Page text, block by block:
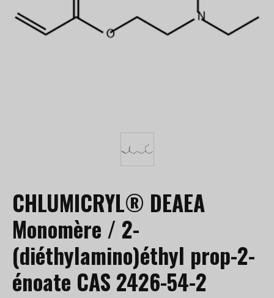
CHLUMICRYL® DEAEA
Monomère / 2-
(diéthylamino)éthyl prop-2-
énoate CAS 2426-54-2